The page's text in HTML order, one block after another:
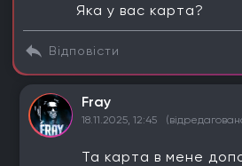
Яка у вас карта?
Відповісти
Fray
18.11.2025, 12:45
Та карта в мене